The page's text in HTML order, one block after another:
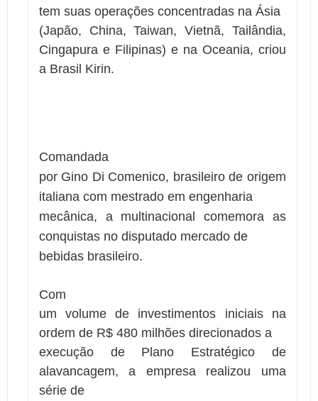
tem suas operações concentradas na Ásia
(Japão, China, Taiwan, Vietnã, Tailândia,
Cingapura e Filipinas) e na Oceania, criou
a Brasil Kirin.
Comandada
por Gino Di Comenico, brasileiro de origem
italiana com mestrado em engenharia
mecânica, a multinacional comemora as
conquistas no disputado mercado de
bebidas brasileiro.
Com
um volume de investimentos iniciais na
ordem de R$ 480 milhões direcionados a
execução de Plano Estratégico de
alavancagem, a empresa realizou uma
série de